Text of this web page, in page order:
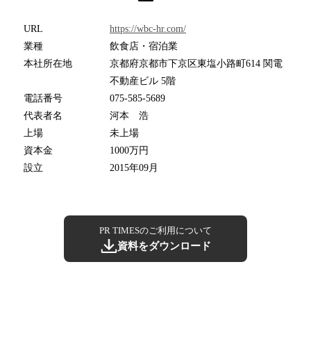
URL
https://wbc-hr.com/
業種
飲食店・宿泊業
本社所在地
京都府京都市下京区東塩小路町614 関電
不動産ビル 5階
電話番号
075-585-5689
代表者名
河本 浩
上場
未上場
資本金
1000万円
設立
2015年09月
PR TIMESのご利用について
資料をダウンロード